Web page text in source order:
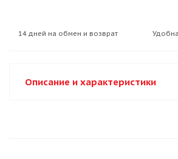
14 дней на обмен и возврат
Описание и характеристики